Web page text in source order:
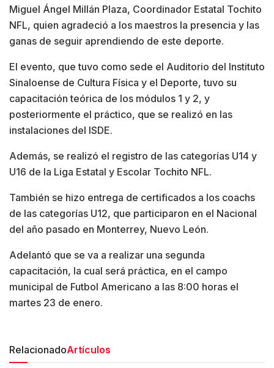
Miguel Ángel Millán Plaza, Coordinador Estatal Tochito
NFL, quien agradeció a los maestros la presencia y las
ganas de seguir aprendiendo de este deporte.
El evento, que tuvo como sede el Auditorio del Instituto
Sinaloense de Cultura Física y el Deporte, tuvo su
capacitación teórica de los módulos 1 y 2, y
posteriormente el práctico, que se realizó en las
instalaciones del ISDE.
Además, se realizó el registro de las categorías U14 y
U16 de la Liga Estatal y Escolar Tochito NFL.
También se hizo entrega de certificados a los coachs
de las categorías U12, que participaron en el Nacional
del año pasado en Monterrey, Nuevo León.
Adelantó que se va a realizar una segunda
capacitación, la cual será práctica, en el campo
municipal de Futbol Americano a las 8:00 horas el
martes 23 de enero.
RelacionadoArtículos